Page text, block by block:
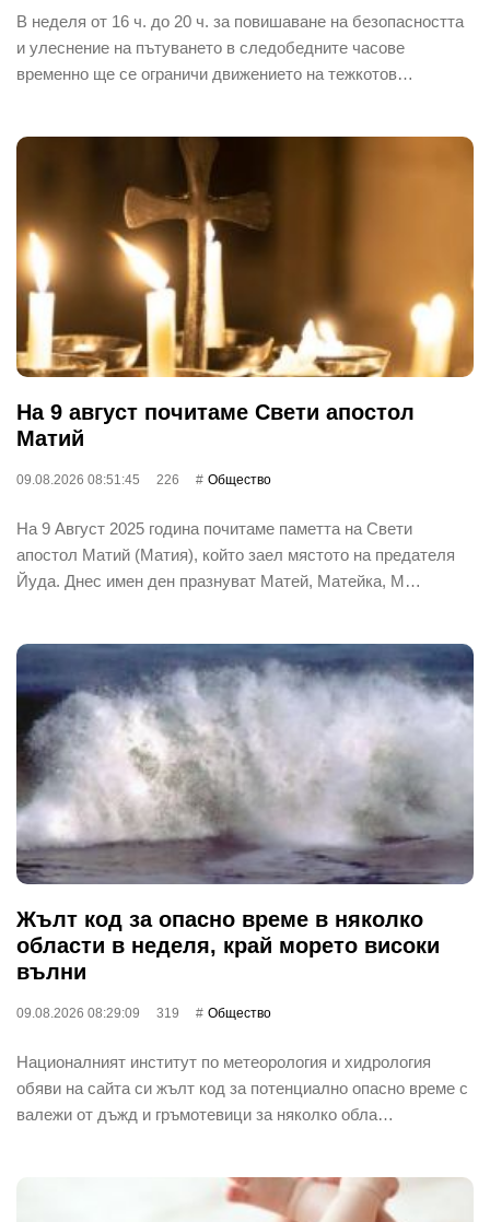
В неделя от 16 ч. до 20 ч. за повишаване на безопасността
и улеснение на пътуването в следобедните часове
временно ще се ограничи движението на тежкотов…
На 9 август почитаме Свети апостол
Матий
09.08.2026 08:51:45 226 Общество
На 9 Август 2025 година почитаме паметта на Свети
апостол Матий (Матия), който заел мястото на предателя
Йуда. Днес имен ден празнуват Матей, Матейка, М…
Жълт код за опасно време в няколко
области в неделя, край морето високи
вълни
09.08.2026 08:29:09 319 Общество
Националният институт по метеорология и хидрология
обяви на сайта си жълт код за потенциално опасно време с
валежи от дъжд и гръмотевици за няколко обла…